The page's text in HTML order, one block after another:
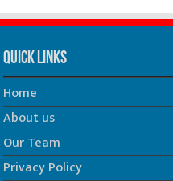
Quick Links
Home
About us
Our Team
Privacy Policy